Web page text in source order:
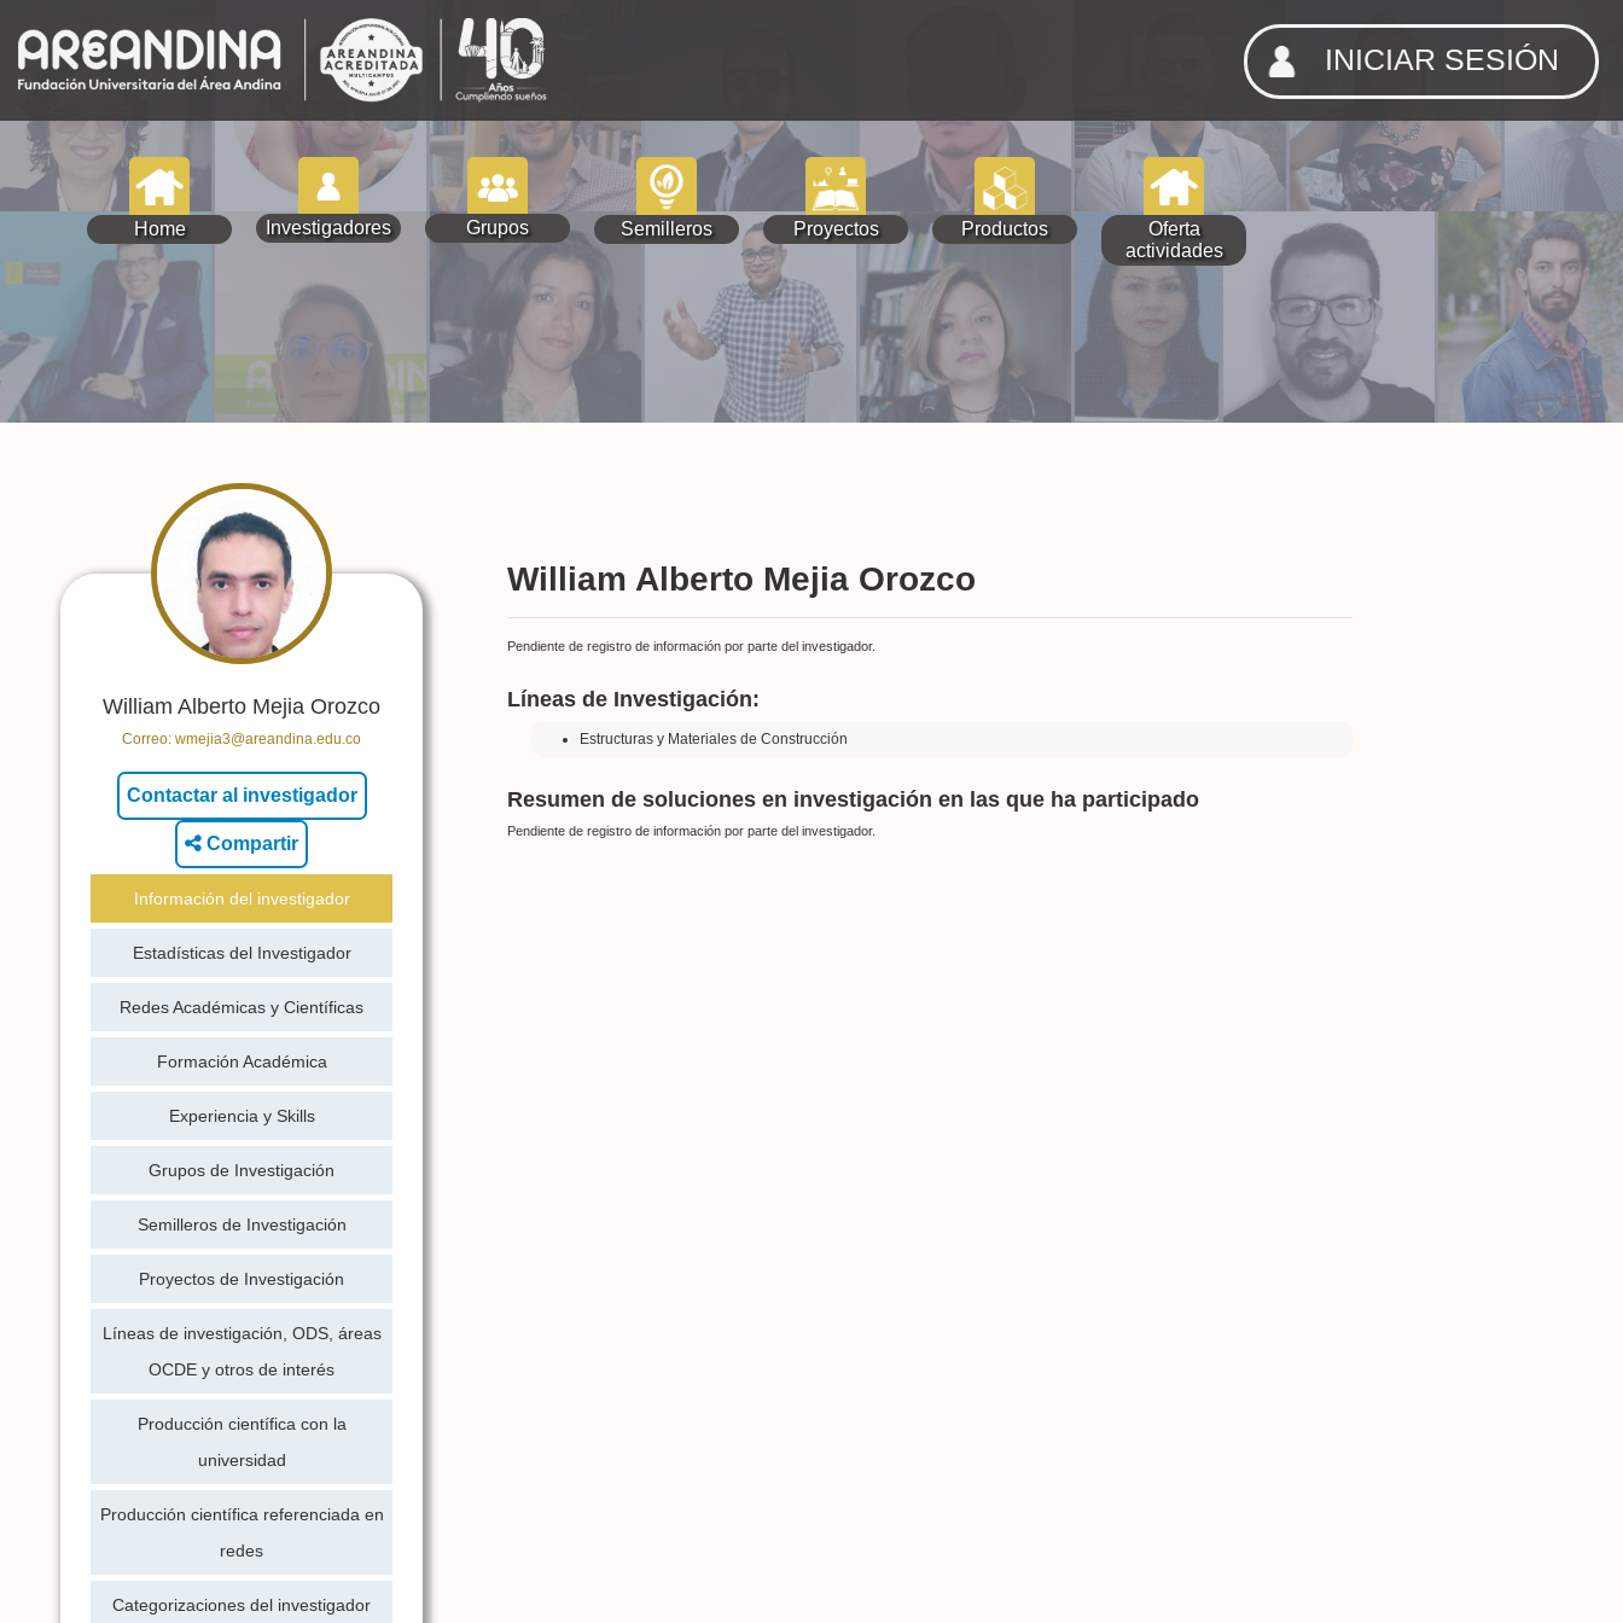
Home Investigadores Grupos Semilleros Proyectos Productos
Oferta
actividades
INICIAR SESIÓN
William Alberto Mejia Orozco
Correo: wmejia3@areandina.edu.co
Compartir
Información del investigador
Estadísticas del Investigador
Redes Académicas y Científicas
Formación Académica
Experiencia y Skills
Grupos de Investigación
Semilleros de Investigación
Proyectos de Investigación
Líneas de investigación, ODS, áreas
OCDE y otros de interés
Producción científica con la
universidad
Producción científica referenciada en
redes
Categorizaciones del investigador
William Alberto Mejia Orozco
Pendiente de registro de información por parte del investigador.
Líneas de Investigación:
Estructuras y Materiales de Construcción
Resumen de soluciones en investigación en las que ha participado
Pendiente de registro de información por parte del investigador.